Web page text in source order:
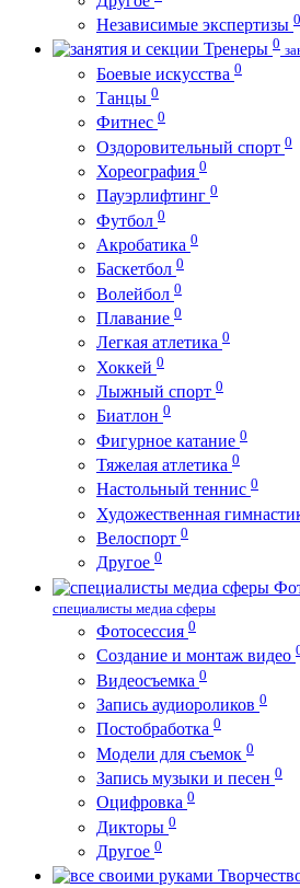
Независимые экспертизы 0
Тренеры 0
Боевые искусства 0
Танцы 0
Фитнес 0
Оздоровительный спорт 0
Хореография 0
Пауэрлифтинг 0
Футбол 0
Акробатика 0
Баскетбол 0
Волейбол 0
Плавание 0
Легкая атлетика 0
Хоккей 0
Лыжный спорт 0
Биатлон 0
Фигурное катание 0
Тяжелая атлетика 0
Настольный теннис 0
Художественная
Велоспорт 0
Другое 0
специалисты медиа сферы
Фотосессия 0
Создание и монтаж видео
Видеосъемка 0
Запись аудиороликов 0
Постобработка 0
Модели для съемок 0
Запись музыки и песен 0
Оцифровка 0
Дикторы 0
Другое 0